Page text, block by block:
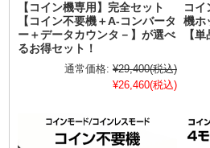
【コイン機専用】完全セット
【コイン不要機＋A-コンバータ
ー＋データカウンタ－】が選べ
るお得セット！
通常価格: ¥29,400(税込)
¥26,460(税込)
コ
機ホ
【